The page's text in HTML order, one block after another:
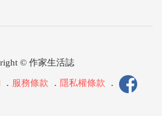
© 作家生活誌
． 服務條款 ． 隱私權條款 ．